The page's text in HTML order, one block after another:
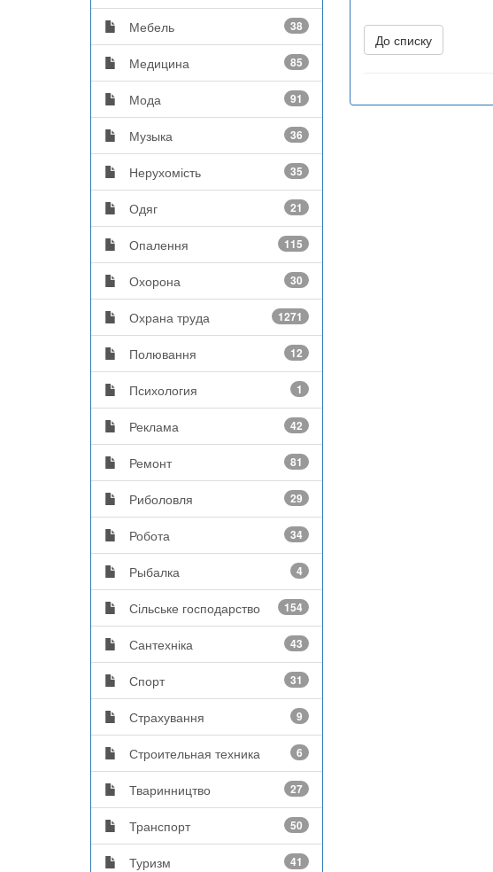
Мебель 38
Медицина 85
Мода 91
Музыка 36
Нерухомість 35
Одяг 21
Опалення 115
Охорона 30
Охрана труда 1271
Полювання 12
Психология 1
Реклама 42
Ремонт 81
Риболовля 29
Робота 34
Рыбалка 4
Сільське господарство 154
Сантехніка 43
Спорт 31
Страхування 9
Строительная техника 6
Тваринництво 27
Транспорт 50
Туризм 41
До списку